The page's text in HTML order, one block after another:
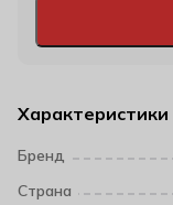
Характеристики
Бренд
Страна